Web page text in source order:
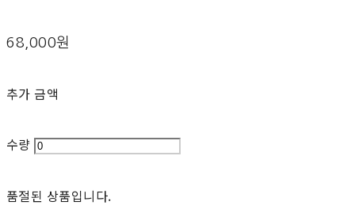
68,000원
추가 금액
수량
품절된 상품입니다.